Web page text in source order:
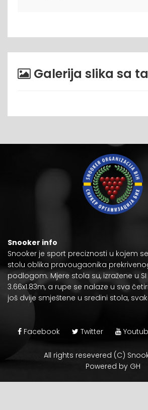
Galerija slika sa
Snooker info
Snooker je sport preciznosti u kojem
stolu oblika pravougaonika
podlogom. Mjere stola su, izražene u
3.66x1.83m, a rupe se nalaze u sva
još dvije smještene u sredini stola,
Facebook Twitter
All rights resevered (C)
Powered by GH